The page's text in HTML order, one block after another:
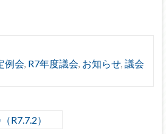
例会, R7年度議会, お知らせ, 議会
R7.7.2）